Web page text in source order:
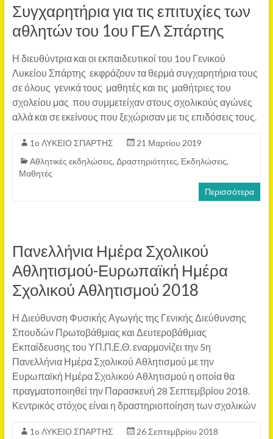
Συγχαρητήρια για τις επιτυχίες των
αθλητών του 1ου ΓΕΛ Σπάρτης
Η διευθύντρια και οι εκπαιδευτικοί του 1ου Γενικού
Λυκείου Σπάρτης εκφράζουν τα θερμά συγχαρητήρια τους
σε όλους γενικά τους μαθητές και τις μαθήτριες του
σχολείου μας που συμμετείχαν στους σχολικούς αγώνες
αλλά και σε εκείνους που ξεχώρισαν με τις επιδόσεις τους.
1o ΛΥΚΕΙΟ ΣΠΑΡΤΗΣ
21 Μαρτίου 2019
Αθλητικές εκδηλώσεις, Δραστηριότητες, Εκδηλώσεις,
Μαθητές
Περισσότερα
Πανελλήνια Ημέρα Σχολικού
Αθλητισμού-Ευρωπαϊκή Ημέρα
Σχολικού Αθλητισμού 2018
Η Διεύθυνση Φυσικής Αγωγής της Γενικής Διεύθυνσης
Σπουδών Πρωτοβάθμιας και Δευτεροβάθμιας
Εκπαίδευσης του ΥΠ.Π.Ε.Θ. εναρμονίζει την 5η
Πανελλήνια Ημέρα Σχολικού Αθλητισμού με την
Ευρωπαϊκή Ημέρα Σχολικού Αθλητισμού η οποία θα
πραγματοποιηθεί την Παρασκευή 28 Σεπτεμβρίου 2018.
Κεντρικός στόχος είναι η δραστηριοποίηση των σχολικών
1o ΛΥΚΕΙΟ ΣΠΑΡΤΗΣ
26 Σεπτεμβρίου 2018